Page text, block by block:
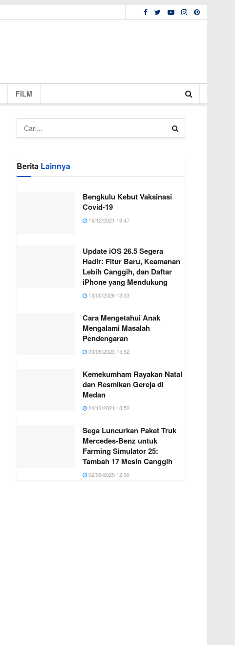
FILM
Berita Lainnya
Bengkulu Kebut Vaksinasi
Covid-19
16/12/2021 13:47
Update iOS 26.5 Segera
Hadir: Fitur Baru, Keamanan
Lebih Canggih, dan Daftar
iPhone yang Mendukung
13/05/2026 13:33
Cara Mengetahui Anak
Mengalami Masalah
Pendengaran
09/05/2023 15:52
Kemekumham Rayakan Natal
dan Resmikan Gereja di
Medan
24/12/2021 18:52
Sega Luncurkan Paket Truk
Mercedes-Benz untuk
Farming Simulator 25:
Tambah 17 Mesin Canggih
02/09/2025 12:00